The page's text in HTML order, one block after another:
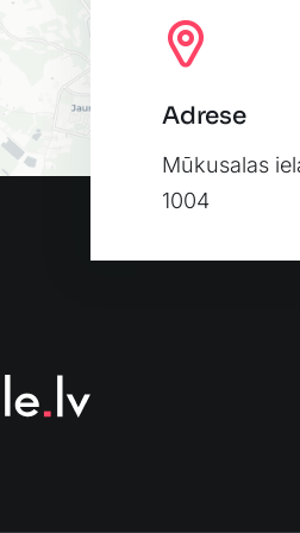
Adrese
Mūkusalas
1004